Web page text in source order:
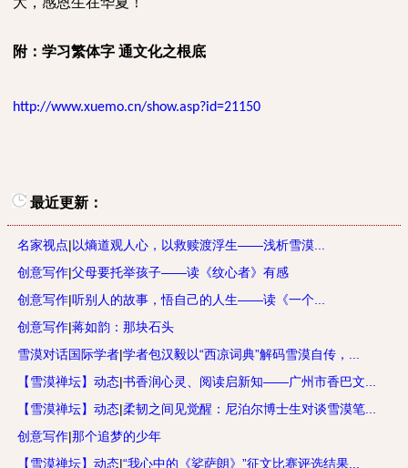
附：学习繁体字 通文化之根底
http://www.xuemo.cn/show.asp?id=21150
最近更新：
名家视点|以熵道观人心，以救赎渡浮生——浅析雪漠...
创意写作|父母要托举孩子——读《纹心者》有感
创意写作|听别人的故事，悟自己的人生——读《一个...
创意写作|蒋如韵：那块石头
雪漠对话国际学者|学者包汉毅以“西凉词典”解码雪漠自传，...
【雪漠禅坛】动态|书香润心灵、阅读启新知——广州市香巴文...
【雪漠禅坛】动态|柔韧之间见觉醒：尼泊尔博士生对谈雪漠笔...
创意写作|那个追梦的少年
【雪漠禅坛】动态|“我心中的《娑萨朗》”征文比赛评选结果...